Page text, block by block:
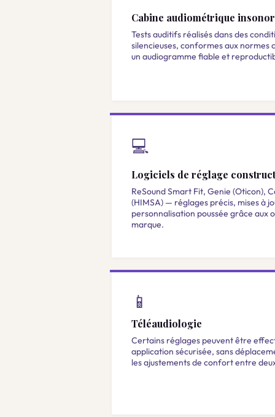
Cabine audiométrique
Tests auditifs réalisés dans des
silencieuses, conformes aux normes
un audiogramme fiable et
💻
Logiciels de réglage
ReSound Smart Fit, Genie (Oticon),
(HIMSA) — réglages précis, mises à
personnalisation poussée grâce aux
marque.
📱
Téléaudiologie
Certains réglages peuvent être
application sécurisée, sans
les ajustements de confort entre